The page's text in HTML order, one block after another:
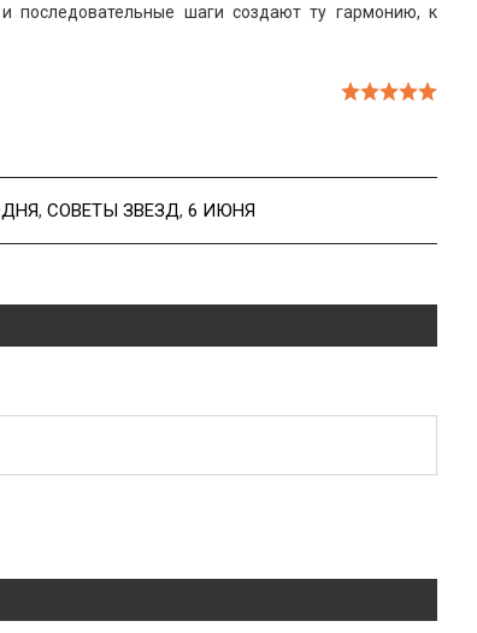
последовательные шаги создают ту гармонию, к
, СОВЕТЫ ЗВЕЗД, 6 ИЮНЯ